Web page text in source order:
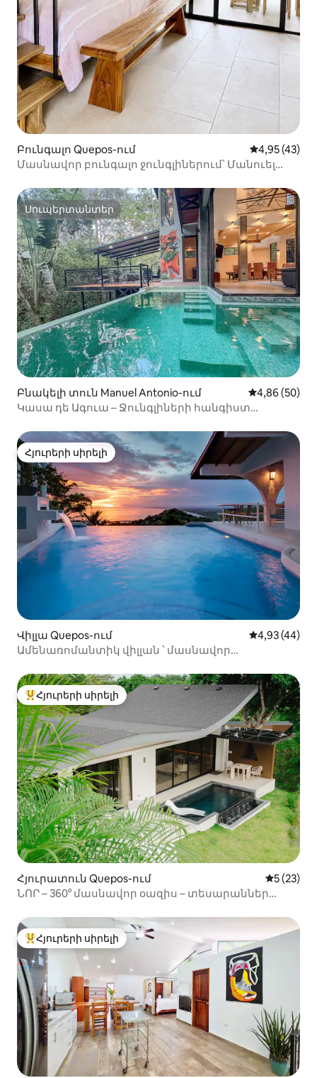
Բունգալո Quepos-ում Միջին
4,95 (43)
Մասնավոր բունգալո ջունգլիներում՝ Մանուել
Սուպերտանտեր
Սուպերտանտեր
Բնակելի տուն Manuel Antonio-ում Միջին
4,86 (50)
Կասա դե Ագուա – Ջունգլիների հանգիստ
Հյուրերի սիրելի
Հյուրերի սիրելի
Վիլլա Quepos-ում Միջին
4,93 (44)
Ամենառոմանտիկ վիլլան ՝ մասնավոր
Հյուրերի սիրելի լավագույն տները
Հյուրերի սիրելի
Հյուրատուն Quepos-ում Միջին
5 (23)
ՆՈՐ – 360° մասնավոր օազիս – տեսարաններ
Հյուրերի սիրելի լավագույն տները
Հյուրերի սիրելի